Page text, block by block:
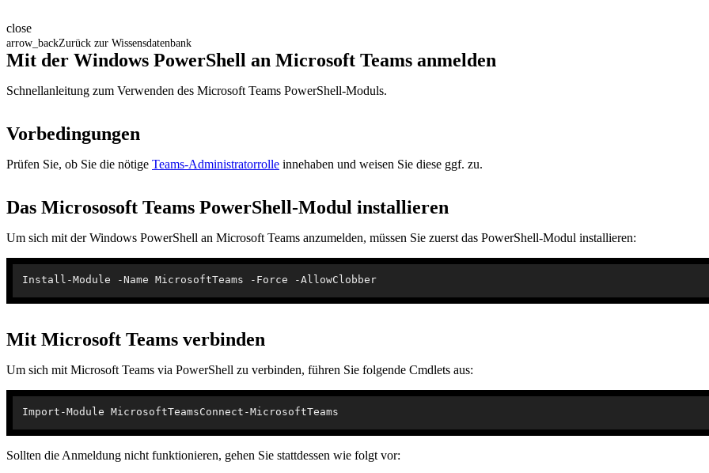
close
arrow_backZurück zur Wissensdatenbank
Mit der Windows PowerShell an Microsoft Teams anmelden
Schnellanleitung zum Verwenden des Microsoft Teams PowerShell-Moduls.
Vorbedingungen
Prüfen Sie, ob Sie die nötige Teams-Administratorrolle innehaben und weisen Sie diese ggf. zu.
Das Micrososoft Teams PowerShell-Modul installieren
Um sich mit der Windows PowerShell an Microsoft Teams anzumelden, müssen Sie zuerst das PowerShell-Modul installieren:
Mit Microsoft Teams verbinden
Um sich mit Microsoft Teams via PowerShell zu verbinden, führen Sie folgende Cmdlets aus:
Sollten die Anmeldung nicht funktionieren, gehen Sie stattdessen wie folgt vor: